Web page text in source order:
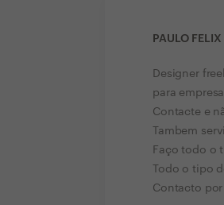
PAULO FELIX
Designer
para
Contacte e
Tambem
Faço todo o
Todo o tipo
Contacto